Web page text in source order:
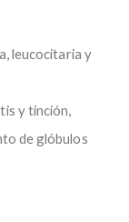
leucocitaria y
y tinción,
de glóbulos